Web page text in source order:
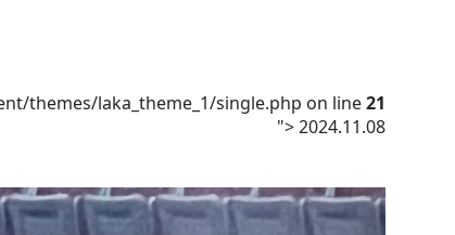
themes/laka_theme_1/single.php on line21
">2024.11.08